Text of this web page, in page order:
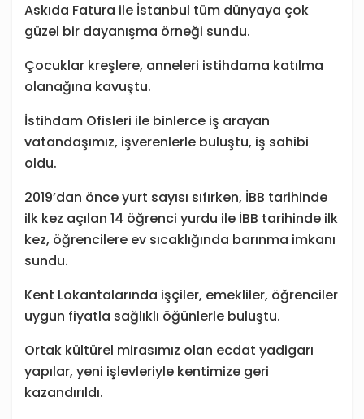
Askıda Fatura ile İstanbul tüm dünyaya çok
güzel bir dayanışma örneği sundu.
Çocuklar kreşlere, anneleri istihdama katılma
olanağına kavuştu.
İstihdam Ofisleri ile binlerce iş arayan
vatandaşımız, işverenlerle buluştu, iş sahibi
oldu.
2019’dan önce yurt sayısı sıfırken, İBB tarihinde
ilk kez açılan 14 öğrenci yurdu ile İBB tarihinde ilk
kez, öğrencilere ev sıcaklığında barınma imkanı
sundu.
Kent Lokantalarında işçiler, emekliler, öğrenciler
uygun fiyatla sağlıklı öğünlerle buluştu.
Ortak kültürel mirasımız olan ecdat yadigarı
yapılar, yeni işlevleriyle kentimize geri
kazandırıldı.